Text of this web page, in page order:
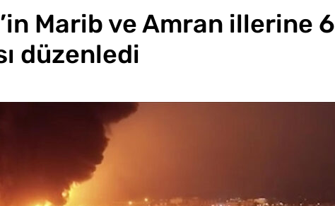
Marib ve Amran illerine 6
düzenledi